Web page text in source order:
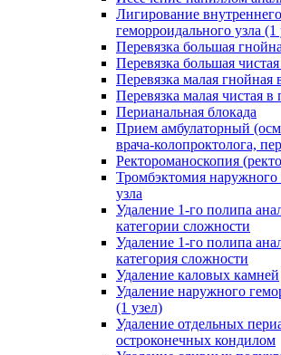
Лигирование внутреннего
геморроидального узла (1
Перевязка большая
Перевязка большая
Перевязка малая гнойная
Перевязка малая чистая в
Перианальная блокада
Прием амбулаторный
врача-колопроктолога,
Ректороманоскопия
Тромбэктомия наружного
узла
Удаление 1-го полипа
категории сложности
Удаление 1-го полипа
категория сложности
Удаление каловых камней
Удаление наружного
(1 узел)
Удаление отдельных
остроконечных кондилом